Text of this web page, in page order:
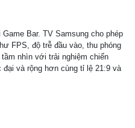
Bar. TV Samsung cho phép
FPS, độ trễ đầu vào, thu phóng
nhìn với trải nghiệm chiến
và rộng hơn cùng tỉ lệ 21:9 và